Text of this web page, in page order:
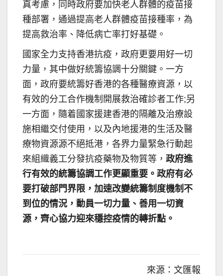
真考慮，同時政府要加快老人群體的疫苗接
種部署，通過提高老人群體疫苗接種率，為
提高救治率、降低病亡率打好基礎。
國家全力支持香港抗疫，政府更要用好一切
力量，其中做好統籌協調十分關鍵。一方
面，政府要統籌好香港的各種醫療資源，以
有效的分工合作機制開展救治確診者工作;另
一方面，隨着國家援建香港的隔離及治療設
施相繼交付使用，以及內地援港的生活及醫
療物資源源不絕抵港，各界力量緊急行動起
來組織義工分發抗疫藥物及物質等， 政府進
行有效的統籌協調工作更顯重要。政府有必
要打破部門界限，加速改變統籌制度機制不
到位的情況，動員一切力量、善用一切資
源，齊心協力迎來穩控疫情的轉折點。
來源：文匯報